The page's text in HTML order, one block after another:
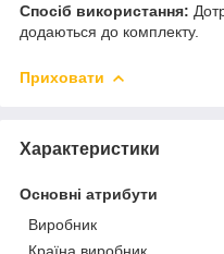
Спосіб використання:
додаються до комплекту.
Приховати
Характеристики
Основні атрибути
Виробник
Країна виробник